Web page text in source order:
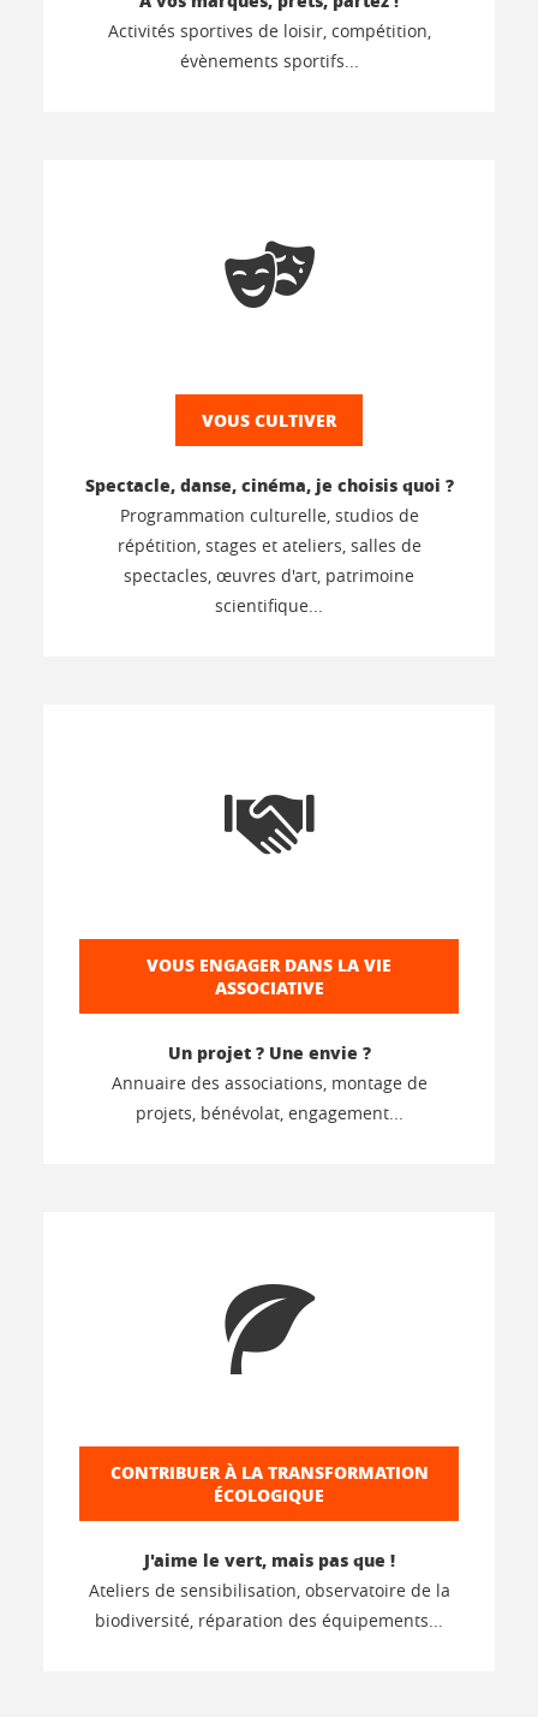
Activités sportives de loisir, compétition,
évènements sportifs...
VOUS CULTIVER
Spectacle, danse, cinéma, je choisis quoi ?
Programmation culturelle, studios de
répétition, stages et ateliers, salles de
spectacles, œuvres d'art, patrimoine
scientifique...
VOUS ENGAGER DANS LA VIE
ASSOCIATIVE
Un projet ? Une envie ?
Annuaire des associations, montage de
projets, bénévolat, engagement...
CONTRIBUER À LA TRANSFORMATION
ÉCOLOGIQUE
J'aime le vert, mais pas que !
Ateliers de sensibilisation, observatoire de la
biodiversité, réparation des équipements...